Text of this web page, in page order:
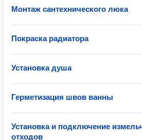
Монтаж сантехнического люка
Покраска радиатора
Установка душа
Герметизация швов ванны
Установка и подключение
отходов